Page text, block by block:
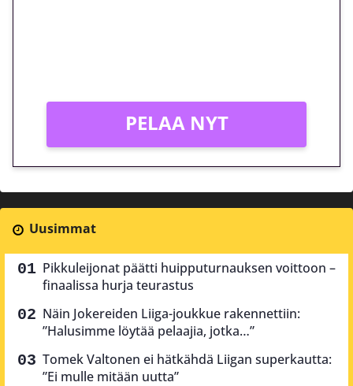
PELAA NYT
Uusimmat
Pikkuleijonat päätti huipputurnauksen voittoon –
finaalissa hurja teurastus
Näin Jokereiden Liiga-joukkue rakennettiin:
”Halusimme löytää pelaajia, jotka…”
Tomek Valtonen ei hätkähdä Liigan superkautta:
”Ei mulle mitään uutta”